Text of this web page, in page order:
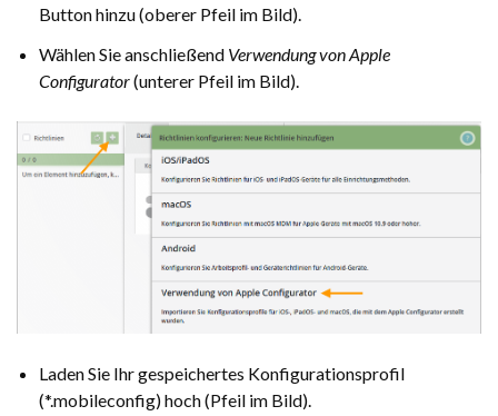
Button hinzu (oberer Pfeil im Bild).
Wählen Sie anschließend Verwendung von Apple
Configurator(unterer Pfeil im Bild).
Laden Sie Ihr gespeichertes Konfigurationsprofil
(*.mobileconfig) hoch (Pfeil im Bild).